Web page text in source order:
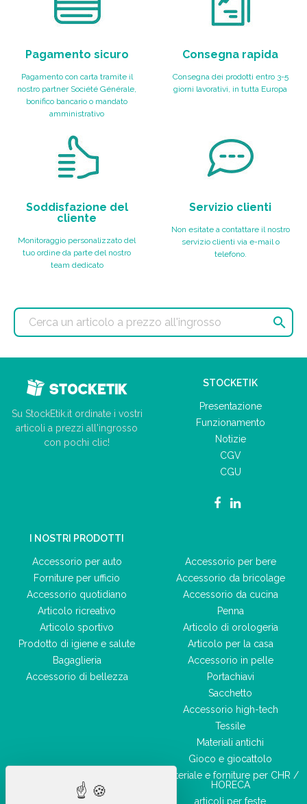
Pagamento sicuro
Pagamento con carta tramite il
nostro partner Société Générale,
bonifico bancario o mandato
amministrativo
Consegna rapida
Consegna dei prodotti entro 3-5
giorni lavorativi, in tutta Europa
Soddisfazione del
cliente
Monitoraggio personalizzato del
tuo ordine da parte del nostro
team dedicato
Servizio clienti
Non esitate a contattare il nostro
servizio clienti via e-mail o
telefono.

Su StockEtik.it ordinate i vostri
articoli a prezzi all'ingrosso
con pochi clic!
STOCKETIK
Presentazione
Funzionamento
Notizie
CGV
CGU
I NOSTRI PRODOTTI
Accessorio per auto
Forniture per ufficio
Accessorio quotidiano
Articolo ricreativo
Articolo sportivo
Prodotto di igiene e salute
Bagaglieria
Accessorio di bellezza
Accessorio per bere
Accessorio da bricolage
Accessorio da cucina
Penna
Articolo di orologeria
Articolo per la casa
Accessorio in pelle
Portachiavi
Sacchetto
Accessorio high-tech
Tessile
Materiali antichi
Gioco e giocattolo
Materiale e forniture per CHR /
HORECA
articoli per feste